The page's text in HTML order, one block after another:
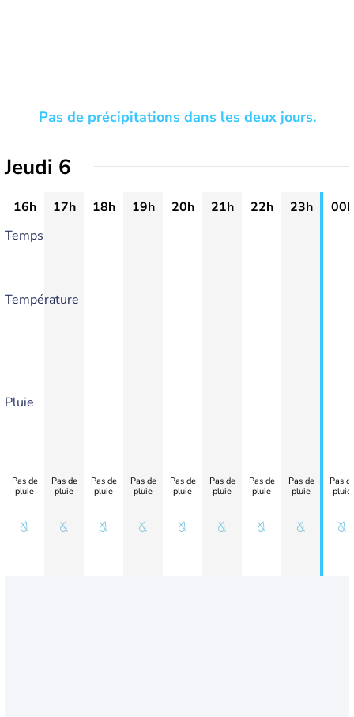
Pas de précipitations dans les deux jours.
Jeudi 6
16h 17h 18h 19h 20h 21h 22h 23h
00h
Temps
Température
Pluie
Pas de
pluie
Pas de
pluie
Pas de
pluie
Pas de
pluie
Pas de
pluie
Pas de
pluie
Pas de
pluie
Pas de
pluie
Pas
pluie